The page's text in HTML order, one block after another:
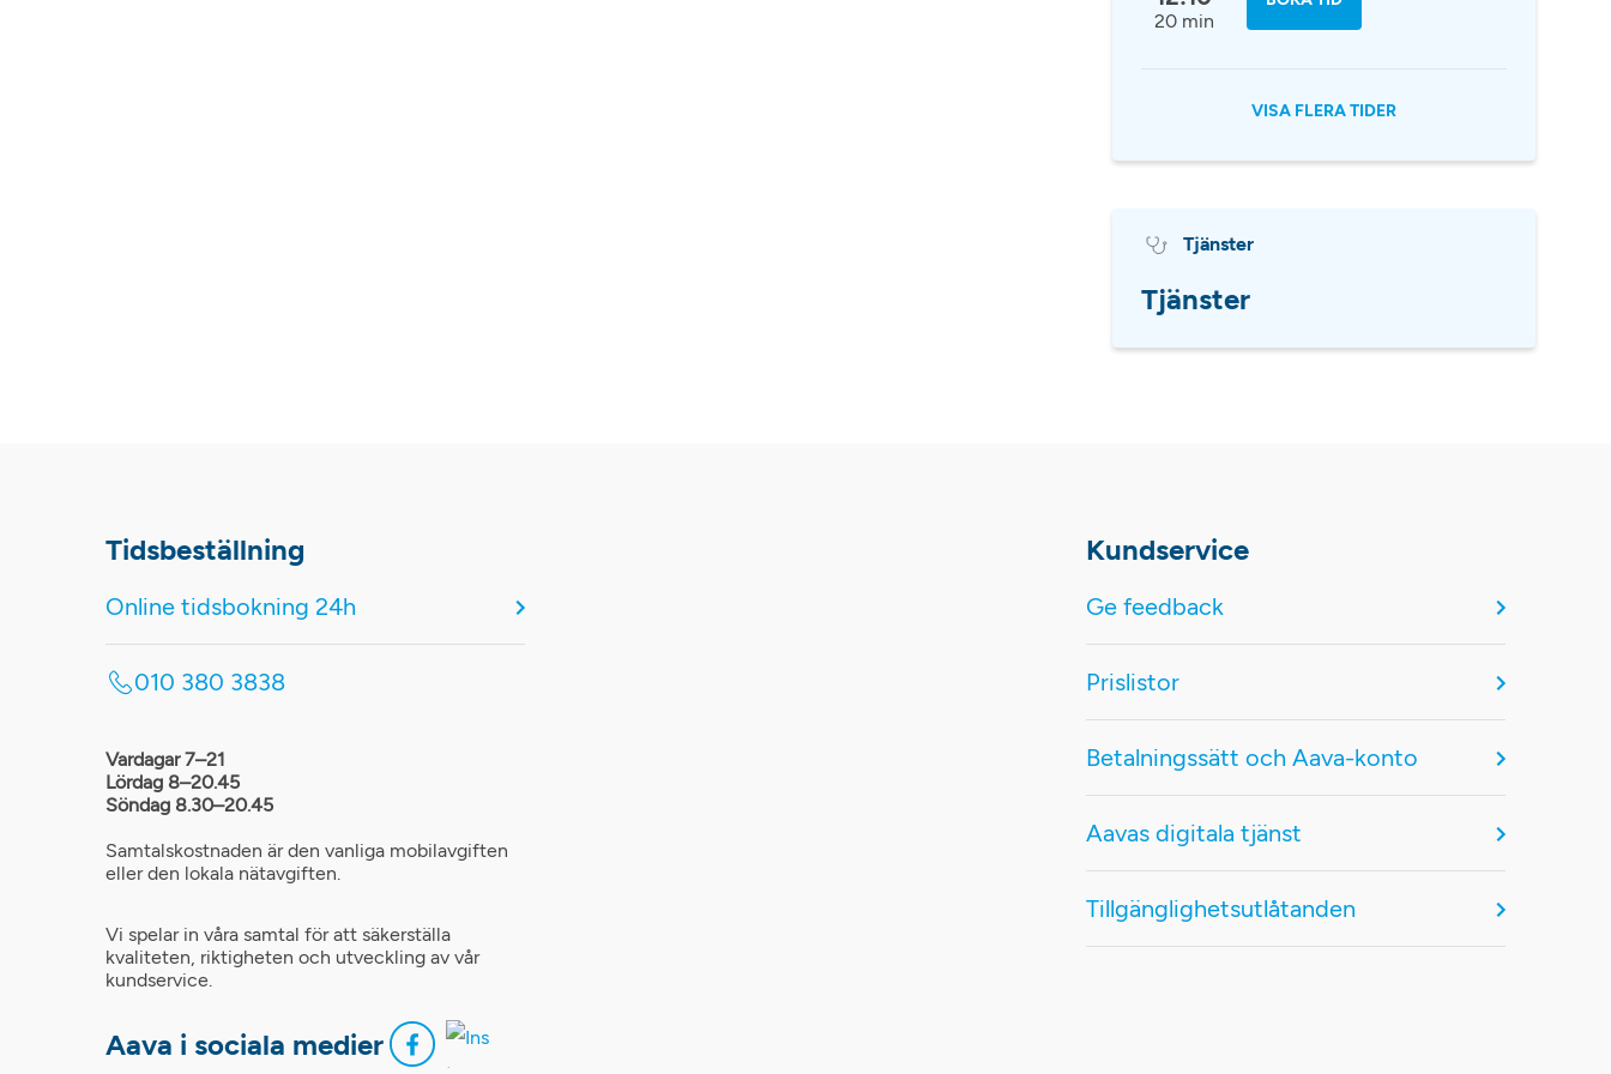
20 min
VISA FLERA TIDER
Tjänster
Tjänster
Tidsbeställning
Online tidsbokning 24h
010 380 3838
Vardagar 7–21
Lördag 8–20.45
Söndag 8.30–20.45
Samtalskostnaden är den vanliga mobilavgiften
eller den lokala nätavgiften.
Vi spelar in våra samtal för att säkerställa
kvaliteten, riktigheten och utveckling av vår
kundservice.
Aava i sociala medier
Kundservice
Ge feedback
Prislistor
Betalningssätt och Aava-konto
Aavas digitala tjänst
Tillgänglighetsutlåtanden